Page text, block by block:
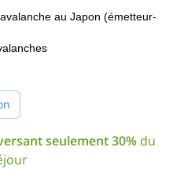
louerons une
des plats cuisinés par
et unique.
Onsen (sources d'eau
plats japonais et des
toute la journée.
comme des fous !
de ce programme.
des conditions
au Japon (émetteur-
seulement 30% du